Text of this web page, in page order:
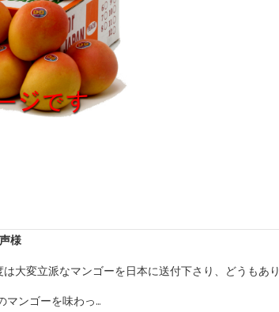
様
大変立派なマンゴーを日本に送付下さり、どうもあり
ンゴーを味わっ...